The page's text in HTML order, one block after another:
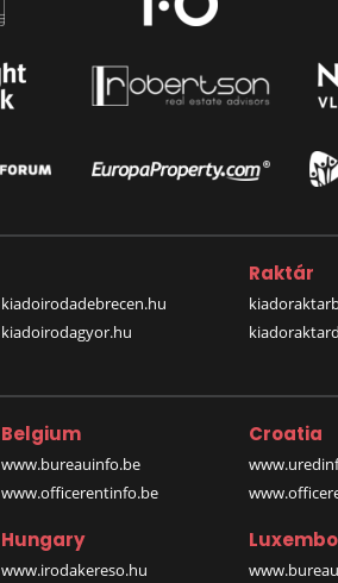
kiadoirodadebrecen.hu
kiadoirodagyor.hu
Raktár
Belgium
www.bureauinfo.be
www.officerentinfo.be
Croatia
Hungary
www.irodakereso.hu